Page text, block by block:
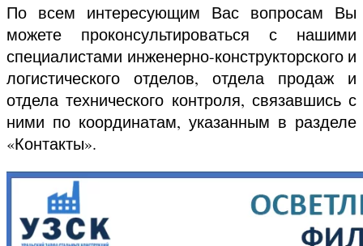
По всем интересующим Вас вопросам Вы
можете проконсультироваться с нашими
специалистами инженерно-конструкторского и
логистического отделов, отдела продаж и
отдела технического контроля, связавшись с
ними по координатам, указанным в разделе
«Контакты».